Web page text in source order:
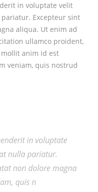
in voluptate velit
Excepteur sint
aliqua. Ut enim ad
ullamco proident,
anim id est
veniam, quis nostrud
in voluptate
nulla pariatur.
non dolore magna
quis n